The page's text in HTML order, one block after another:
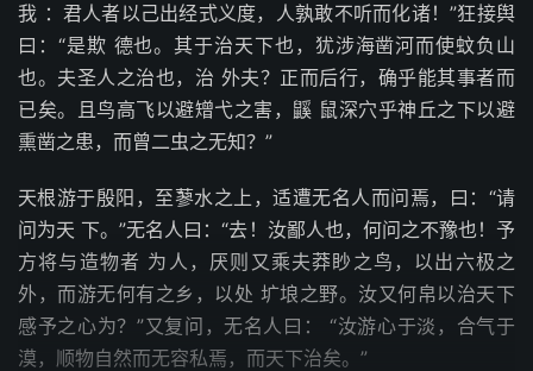
我 ：君人者以己出经式义度，人孰敢不听而化诸！”狂接舆
曰：“是欺 德也。其于治天下也，犹涉海凿河而使蚊负山
也。夫圣人之治也，治 外夫？正而后行，确乎能其事者而
已矣。且鸟高飞以避矰弋之害，鼷 鼠深穴乎神丘之下以避
熏凿之患，而曾二虫之无知？”
天根游于殷阳，至蓼水之上，适遭无名人而问焉，曰：“请
问为天 下。”无名人曰：“去！汝鄙人也，何问之不豫也！予
方将与造物者 为人，厌则又乘夫莽眇之鸟，以出六极之
外，而游无何有之乡，以处 圹埌之野。汝又何帛以治天下
感予之心为？”又复问，无名人曰： “汝游心于淡，合气于
漠，顺物自然而无容私焉，而天下治矣。”